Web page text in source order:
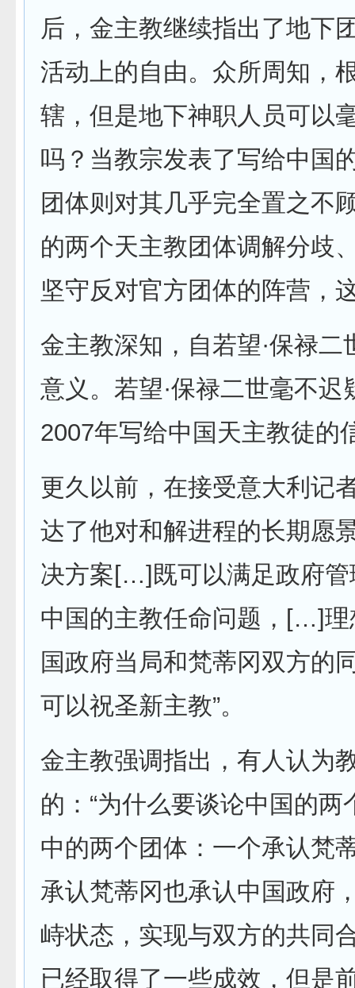
后，金主教继续指出了地下
活动上的自由。众所周知，
辖，但是地下神职人员可以
吗？当教宗发表了写给中国
团体则对其几乎完全置之不
的两个天主教团体调解分歧
坚守反对官方团体的阵营，
金主教深知，自若望·保禄
意义。若望·保禄二世毫不
2007年写给中国天主教徒的
更久以前，在接受意大利记
达了他对和解进程的长期愿
决方案[…]既可以满足政府管
中国的主教任命问题，[…]理
国政府当局和梵蒂冈双方的
可以祝圣新主教”。
金主教强调指出，有人认为
的：“为什么要谈论中国的
中的两个团体：一个承认梵
承认梵蒂冈也承认中国政府
峙状态，实现与双方的共同
已经取得了一些成效，但是